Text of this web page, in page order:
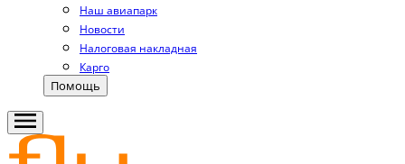
Наш авиапарк
Новости
Налоговая накладная
Карго
Помощь